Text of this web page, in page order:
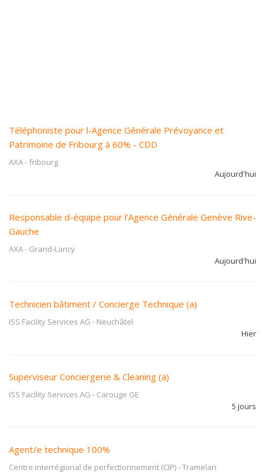
Téléphoniste pour l-Agence Générale Prévoyance et
Patrimoine de Fribourg à 60% - CDD
AXA- fribourg
Aujourd'hui
Responsable d-équipe pour l'Agence Générale Genève Rive-
Gauche
AXA- Grand-Lancy
Aujourd'hui
Technicien bâtiment / Concierge Technique (a)
ISS Facility Services AG - Neuchâtel
Hier
Superviseur Conciergerie & Cleaning (a)
ISS Facility Services AG - Carouge GE
5 jours
Agent/e technique 100%
Centre interrégional de perfectionnement (CIP)-Tramelan